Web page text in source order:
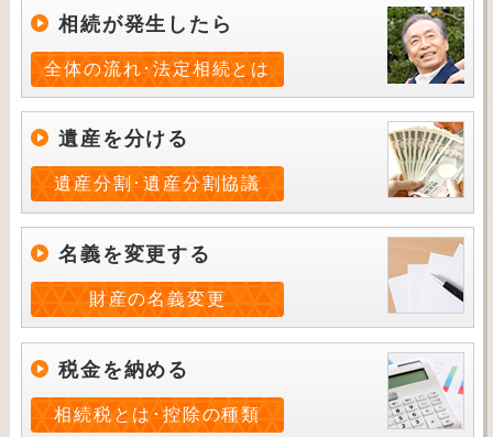
相続が発生したら
全体の流れ･法定相続とは
遺産を分ける
遺産分割･遺産分割協議
名義を変更する
財産の名義変更
税金を納める
相続税とは･控除の種類